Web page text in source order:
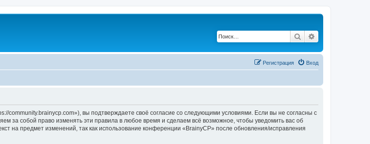
Поиск
Вход
Регистрация
вы подтверждаете своё согласие со следующими условиями. Если вы не согласны с
за собой право изменять эти правила в любое время и сделаем всё возможное, чтобы уведомить вас об
на предмет изменений, так как использование конференции «BrainyCP» после обновления/исправления